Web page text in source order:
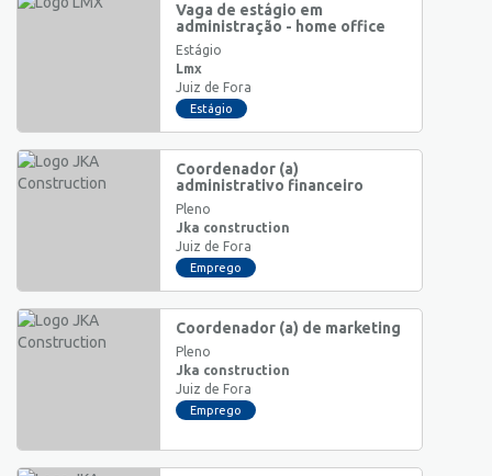
Vaga de estágio em
administração - home office
Estágio
Lmx
Juiz de Fora
Estágio
Coordenador (a)
administrativo financeiro
Pleno
Jka construction
Juiz de Fora
Emprego
Coordenador (a) de marketing
Pleno
Jka construction
Juiz de Fora
Emprego